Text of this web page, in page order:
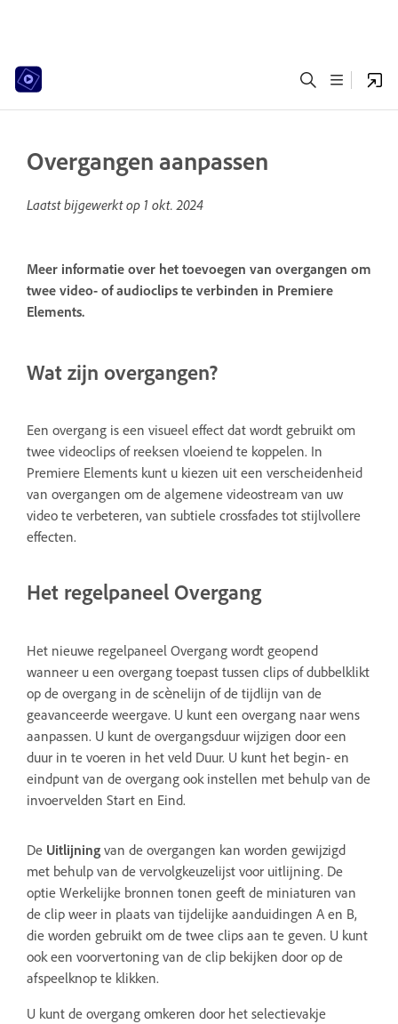
Overgangen aanpassen
Laatst bijgewerkt op 1 okt. 2024
Meer informatie over het toevoegen van overgangen om
twee video- of audioclips te verbinden in Premiere
Elements.
Wat zijn overgangen?
Een overgang is een visueel effect dat wordt gebruikt om
twee videoclips of reeksen vloeiend te koppelen. In
Premiere Elements kunt u kiezen uit een verscheidenheid
van overgangen om de algemene videostream van uw
video te verbeteren, van subtiele crossfades tot stijlvollere
effecten.
Het regelpaneel Overgang
Het nieuwe regelpaneel Overgang wordt geopend
wanneer u een overgang toepast tussen clips of dubbelklikt
op de overgang in de scènelijn of de tijdlijn van de
geavanceerde weergave. U kunt een overgang naar wens
aanpassen. U kunt de overgangsduur wijzigen door een
duur in te voeren in het veld Duur. U kunt het begin- en
eindpunt van de overgang ook instellen met behulp van de
invoervelden Start en Eind.
De Uitlijning van de overgangen kan worden gewijzigd
met behulp van de vervolgkeuzelijst voor uitlijning. De
optie Werkelijke bronnen tonen geeft de miniaturen van
de clip weer in plaats van tijdelijke aanduidingen A en B,
die worden gebruikt om de twee clips aan te geven. U kunt
ook een voorvertoning van de clip bekijken door op de
afspeelknop te klikken.
U kunt de overgang omkeren door het selectievakje